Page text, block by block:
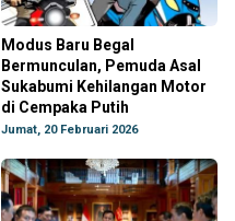
Modus Baru Begal
Bermunculan, Pemuda Asal
Sukabumi Kehilangan Motor
di Cempaka Putih
Jumat, 20 Februari 2026